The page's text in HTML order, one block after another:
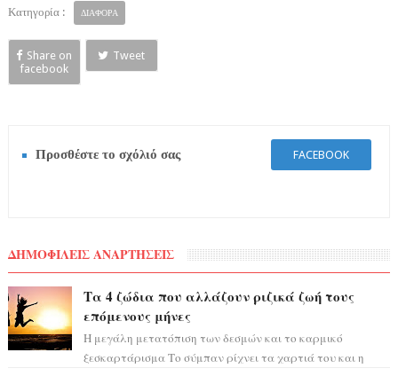
Κατηγορία : ΔΙΑΦΟΡΑ
Share on
facebook
Tweet
Προσθέστε το σχόλιό σας FACEBOOK
ΔΗΜΟΦΙΛΕΙΣ ΑΝΑΡΤΗΣΕΙΣ
Τα 4 ζώδια που αλλάζουν ριζικά ζωή τους
επόμενους μήνες
Η μεγάλη μετατόπιση των δεσμών και το καρμικό
ξεσκαρτάρισμα Το σύμπαν ρίχνει τα χαρτιά του και η